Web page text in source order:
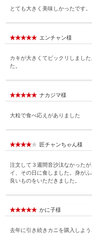
とても大きく美味しかったです。
エンチャン様
カキが大きくてビックリしまし
た。
ナカジマ様
大粒で食べ応えがありました
匠チャンちゃん様
注文して３週間音沙汰なかった
イ、その日に食しました。身が
良いものをいただきました。
かに子様
去年に引き続きカニを購入しよ